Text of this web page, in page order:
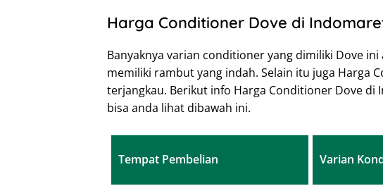
Harga Conditioner Dove di
Banyaknya varian conditioner yang dimiliki Dove
memiliki rambut yang indah. Selain itu juga Harga
terjangkau. Berikut info Harga Conditioner Dove
bisa anda lihat dibawah ini.
Tempat Pembelian Varian